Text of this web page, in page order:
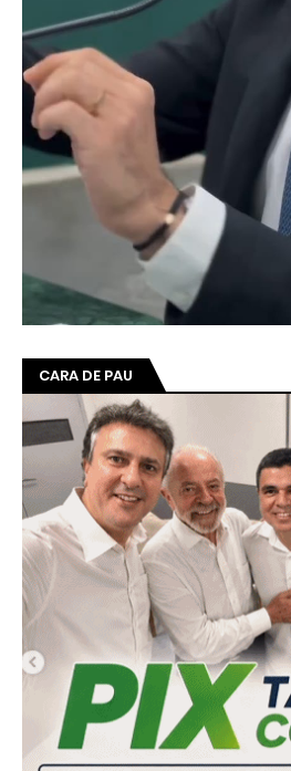
CARA DE PAU